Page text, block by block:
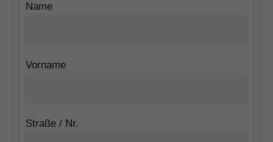
Name
Vorname
Straße / Nr.